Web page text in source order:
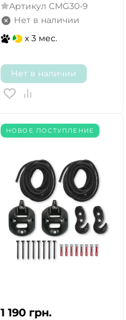
Артикул CMG30-9
Нет в наличии
x 3 мес.
Нет в наличии
НОВОЕ ПОСТУПЛЕНИЕ
1 190 грн.